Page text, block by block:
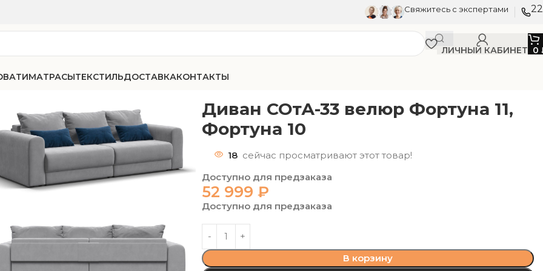
Свяжитесь с экспертами
ЛИЧНЫЙ КАБИНЕТ 0
МАТРАСЫТЕКСТИЛЬДОСТАВКАКОНТАКТЫ
Диван СОтА-33 велюр Фортуна 11,
Фортуна 10
18 сейчас просматривают этот товар!
Доступно для предзаказа
52 999₽
Доступно для предзаказа
В корзину